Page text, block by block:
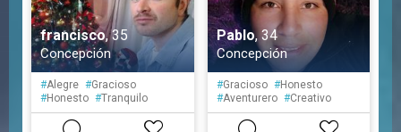
francisco, 35
Concepción
#Alegre #Gracioso
#Honesto #Tranquilo
#Espontáneo #Simpático
Fiel
Pablo, 34
Concepción
#Gracioso #Honesto
#Aventurero #Creativo
#Atento #Simpático
Educado